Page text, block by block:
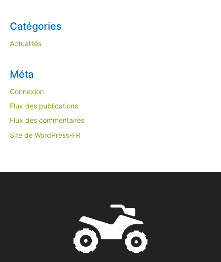
Catégories
Actualités
Méta
Connexion
Flux des publications
Flux des commentaires
Site de WordPress-FR